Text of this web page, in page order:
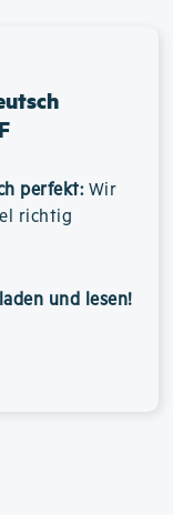
perfekt: Wir
richtig
und lesen!